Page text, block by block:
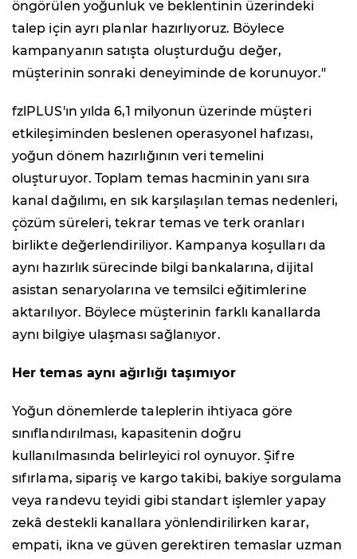
öngörülen yoğunluk ve beklentinin üzerindeki
talep için ayrı planlar hazırlıyoruz. Böylece
kampanyanın satışta oluşturduğu değer,
müşterinin sonraki deneyiminde de korunuyor."
fzlPLUS'ın yılda 6,1 milyonun üzerinde müşteri
etkileşiminden beslenen operasyonel hafızası,
yoğun dönem hazırlığının veri temelini
oluşturuyor. Toplam temas hacminin yanı sıra
kanal dağılımı, en sık karşılaşılan temas nedenleri,
çözüm süreleri, tekrar temas ve terk oranları
birlikte değerlendiriliyor. Kampanya koşulları da
aynı hazırlık sürecinde bilgi bankalarına, dijital
asistan senaryolarına ve temsilci eğitimlerine
aktarılıyor. Böylece müşterinin farklı kanallarda
aynı bilgiye ulaşması sağlanıyor.
Her temas aynı ağırlığı taşımıyor
Yoğun dönemlerde taleplerin ihtiyaca göre
sınıflandırılması, kapasitenin doğru
kullanılmasında belirleyici rol oynuyor. Şifre
sıfırlama, sipariş ve kargo takibi, bakiye sorgulama
veya randevu teyidi gibi standart işlemler yapay
zekâ destekli kanallara yönlendirilirken karar,
empati, ikna ve güven gerektiren temaslar uzman